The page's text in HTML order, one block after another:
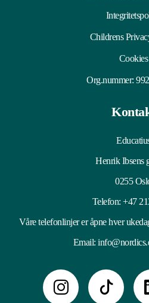
Childrens
Cookies
Org.nummer:
Henrik Ibsens
0255
Telefon:+47
Våre telefonlinjer er åpne hver
Email: